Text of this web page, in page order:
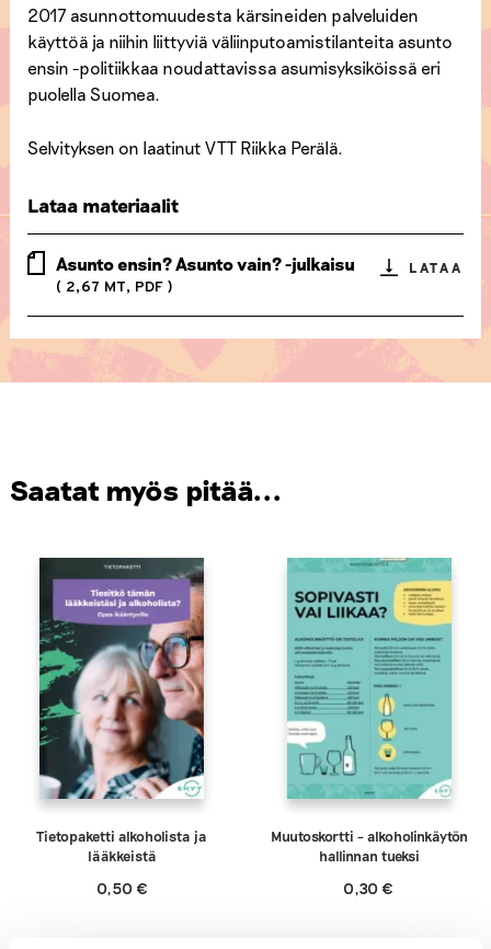
2017 asunnottomuudesta kärsineiden palveluiden
käyttöä ja niihin liittyviä väliinputoamistilanteita asunto
ensin -politiikkaa noudattavissa asumisyksiköissä eri
puolella Suomea.
Selvityksen on laatinut VTT Riikka Perälä.
Lataa materiaalit
Asunto ensin? Asunto vain? -julkaisu
( 2,67 MT, PDF )
LATAA
Saatat myös pitää...
Tietopaketti alkoholista ja
lääkkeistä
0,50 €
Muutoskortti – alkoholinkäytön
hallinnan tueksi
0,30€